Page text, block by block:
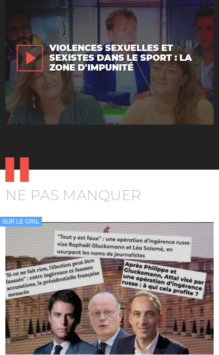
VIOLENCES SEXUELLES ET
SEXISTES DANS LE SPORT : LA
ZONE D'IMPUNITÉ
NE PAS MANQUER
SUR LE GRIL